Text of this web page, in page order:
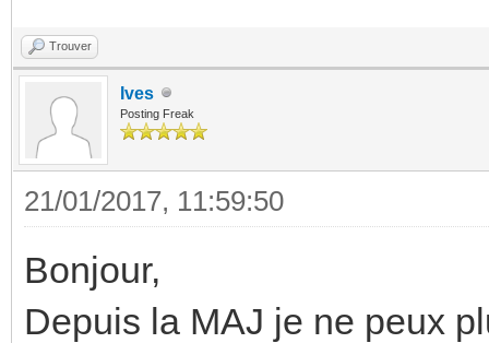
Trouver
Ives
Posting Freak
21/01/2017, 11:59:50
Bonjour,
Depuis la MAJ je ne peux